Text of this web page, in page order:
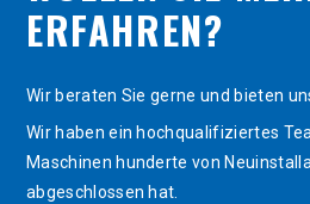
ERFAHREN?
Wir beraten Sie gerne und bieten
Wir haben ein hochqualifiziertes
Maschinen hunderte von
abgeschlossen hat.